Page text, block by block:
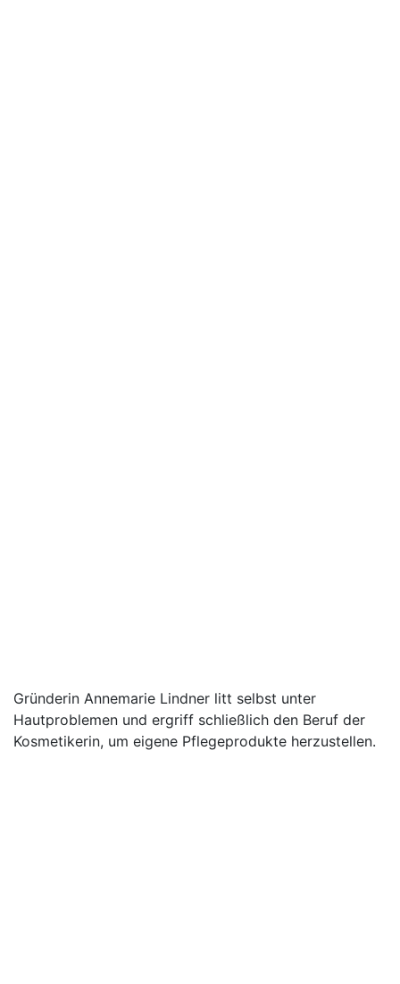
Gründerin Annemarie Lindner litt selbst unter
Hautproblemen und ergriff schließlich den Beruf der
Kosmetikerin, um eigene Pflegeprodukte herzustellen.